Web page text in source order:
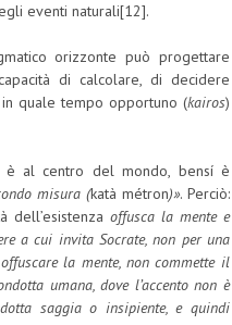
eventi naturali[12].
orizzonte può progettare
di calcolare, di decidere
quale tempo opportuno (kairos)
è al centro del mondo, bensí è
misura (katà métron)». Perciò:
dell’esistenzaoffusca la mente e
a cui invita Socrate, non per una
la mente, non commette il
umana, dove l’accento non è
saggia o insipiente, e quindi